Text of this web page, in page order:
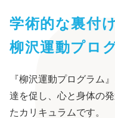
学術的な裏付
柳沢運動プロ
『柳沢運動プログラム
達を促し、心と身体の
たカリキュラムです。